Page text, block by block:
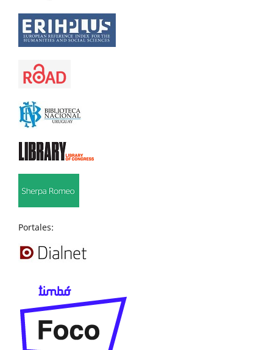
Portales: